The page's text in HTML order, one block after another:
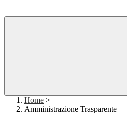
Home >
Amministrazione Trasparente